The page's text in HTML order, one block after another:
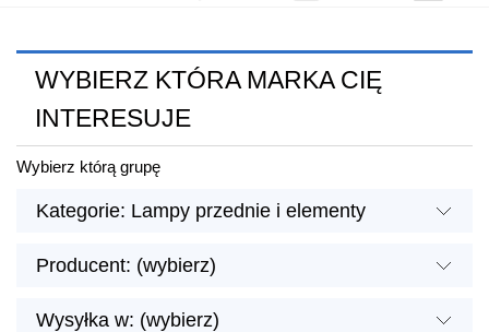
WYBIERZ KTÓRA MARKA CIĘ
INTERESUJE
Wybierz którą grupę
Kategorie: Lampy przednie i elementy
Producent: (wybierz)
Wysyłka w: (wybierz)